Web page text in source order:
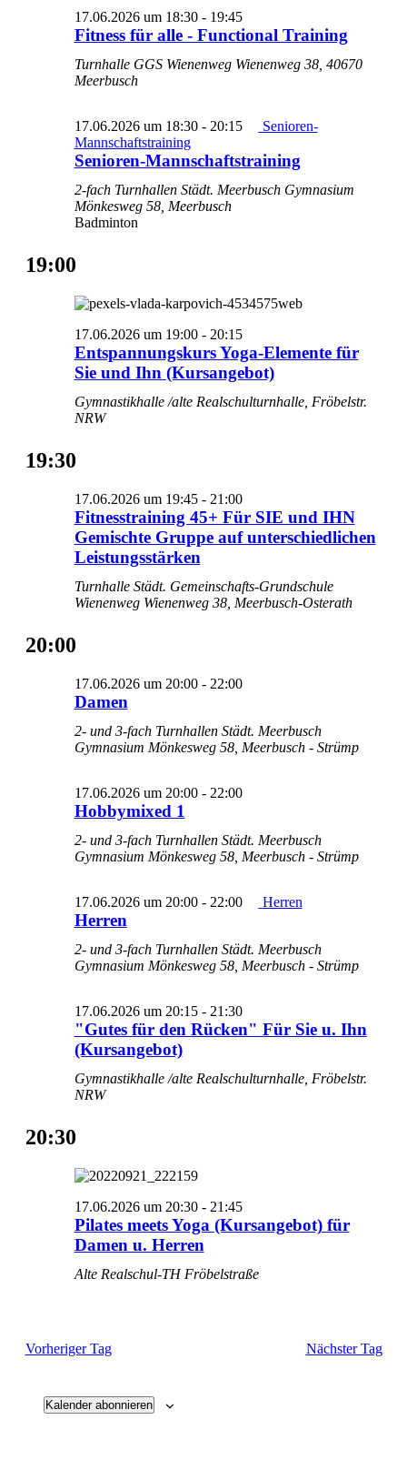
Fitness für alle - Functional Training
17.06.2026 um 18:30- 19:45
für
-
Turnhalle GGS Wienenweg Wienenweg 38, 40670
Meerbusch
Senioren-Mannschaftstraining
17.06.2026 um 18:30- 20:15
Senioren-
Mannschaftstraining
2-fach Turnhallen Städt. Meerbusch Gymnasium
Mönkesweg 58, Meerbusch
Badminton
19:00
Entspannungskurs Yoga-Elemente für
Sie und Ihn (Kursangebot)
17.06.2026 um 19:00- 20:15
Gymnastikhalle /alte Realschulturnhalle, Fröbelstr.
NRW
19:30
Fitnesstraining 45+ Für SIE und IHN
Gemischte Gruppe auf unterschiedlichen
Leistungsstärken
17.06.2026 um 19:45- 21:00
Turnhalle Städt. Gemeinschafts-Grundschule
Wienenweg Wienenweg 38, Meerbusch-Osterath
20:00
Damen
17.06.2026 um 20:00- 22:00
2- und 3-fach Turnhallen Städt. Meerbusch
Gymnasium Mönkesweg 58, Meerbusch - Strümp
Hobbymixed 1
17.06.2026 um 20:00- 22:00
2- und 3-fach Turnhallen Städt. Meerbusch
Gymnasium Mönkesweg 58, Meerbusch - Strümp
Herren
17.06.2026 um 20:00- 22:00 Herren
2- und 3-fach Turnhallen Städt. Meerbusch
Gymnasium Mönkesweg 58, Meerbusch - Strümp
"Gutes für den Rücken" Für Sie u. Ihn
(Kursangebot)
17.06.2026 um 20:15- 21:30
Gymnastikhalle /alte Realschulturnhalle, Fröbelstr.
NRW
20:30
Pilates meets Yoga (Kursangebot) für
Damen u. Herren
17.06.2026 um 20:30- 21:45
Alte Realschul-TH Fröbelstraße
Vorheriger Tag Nächster Tag
Kalender abonnieren